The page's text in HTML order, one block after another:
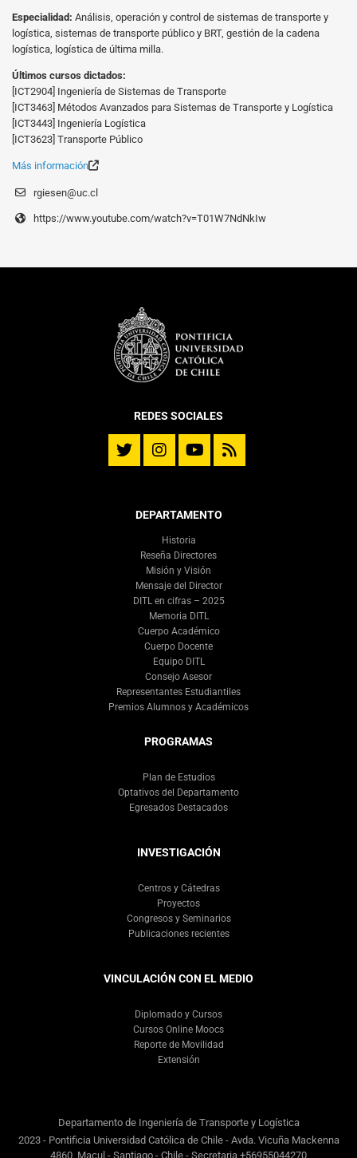
Especialidad: Análisis, operación y control de sistemas de transporte y
logística, sistemas de transporte público y BRT, gestión de la cadena
logística, logística de última milla.
Últimos cursos dictados:
[ICT2904] Ingeniería de Sistemas de Transporte
[ICT3463] Métodos Avanzados para Sistemas de Transporte y Logística
[ICT3443] Ingeniería Logística
[ICT3623] Transporte Público
Más información
rgiesen@uc.cl
https://www.youtube.com/watch?v=T01W7NdNkIw
REDES SOCIALES
DEPARTAMENTO
Historia
Reseña Directores
Misión y Visión
Mensaje del Director
DITL en cifras – 2025
Memoria DITL
Cuerpo Académico
Cuerpo Docente
Equipo DITL
Consejo Asesor
Representantes Estudiantiles
Premios Alumnos y Académicos
PROGRAMAS
Plan de Estudios
Optativos del Departamento
Egresados Destacados
INVESTIGACIÓN
Centros y Cátedras
Proyectos
Congresos y Seminarios
Publicaciones recientes
VINCULACIÓN CON EL MEDIO
Diplomado y Cursos
Cursos Online Moocs
Reporte de Movilidad
Extensión
Departamento de Ingeniería de Transporte y Logística
2023 - Pontificia Universidad Católica de Chile - Avda. Vicuña Mackenna
4860, Macul - Santiago - Chile - Secretaria +56955044270